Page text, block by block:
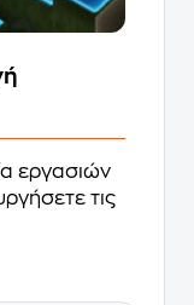
εργασιών
τις